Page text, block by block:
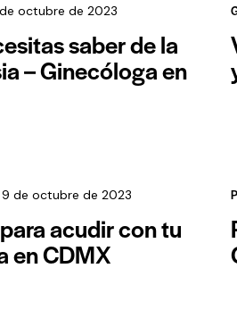
octubre de 2023
saber de la
– Ginecóloga en
9 de octubre de 2023
acudir con tu
en CDMX